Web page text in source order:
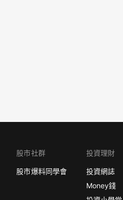
股市社群
股市爆料同學會
投資理財
投資網誌
Money錢